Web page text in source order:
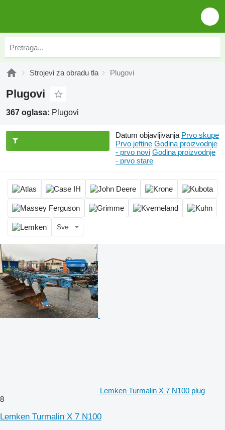
Strojevi za obradu tla Plugovi
Plugovi
367 oglasa: Plugovi
Datum objavljivanja Prvo skupe
Prvo jeftine Godina proizvodnje
- prvo novi Godina proizvodnje
- prvo stare
Sve
Lemken Turmalin X 7 N100 plug
8
Lemken Turmalin X 7 N100